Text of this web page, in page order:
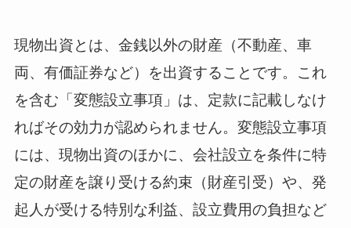
現物出資とは、金銭以外の財産（不動産、車
両、有価証券など）を出資することです。これ
を含む「変態設立事項」は、定款に記載しなけ
ればその効力が認められません。変態設立事項
には、現物出資のほかに、会社設立を条件に特
定の財産を譲り受ける約束（財産引受）や、発
起人が受ける特別な利益、設立費用の負担など